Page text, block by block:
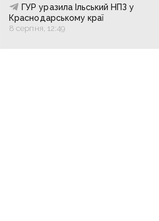
ГУР уразила Ільський НПЗ у
Краснодарському краї
8 серпня, 12:49